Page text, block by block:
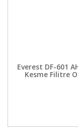
Everest DF-601
Kesme Filitre